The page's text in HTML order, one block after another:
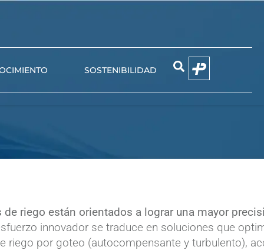
SOSTENIBILIDAD
de riego están orientados a lograr una mayor
innovador se traduce en soluciones que
riego por goteo (autocompensante y turbulento),